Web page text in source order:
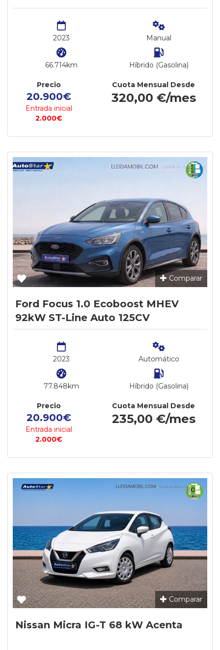
2023
66.714km
Manual
Híbrido (Gasolina)
Precio
20.900€
Entrada inicial
2.000€
Cuota Mensual Desde
320,00 €/mes
Comparar
Ford Focus 1.0 Ecoboost MHEV
92kW ST-Line Auto 125CV
2023
77.848km
Automático
Híbrido (Gasolina)
Precio
20.900€
Entrada inicial
2.000€
Cuota Mensual Desde
235,00 €/mes
Comparar
Nissan Micra IG-T 68 kW Acenta